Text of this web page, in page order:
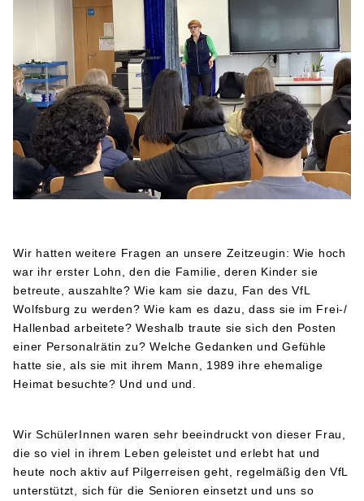
Wir hatten weitere Fragen an unsere Zeitzeugin: Wie hoch
war ihr erster Lohn, den die Familie, deren Kinder sie
betreute, auszahlte? Wie kam sie dazu, Fan des VfL
Wolfsburg zu werden? Wie kam es dazu, dass sie im Frei-/
Hallenbad arbeitete? Weshalb traute sie sich den Posten
einer Personalrätin zu? Welche Gedanken und Gefühle
hatte sie, als sie mit ihrem Mann, 1989 ihre ehemalige
Heimat besuchte? Und und und.
Wir SchülerInnen waren sehr beeindruckt von dieser Frau,
die so viel in ihrem Leben geleistet und erlebt hat und
heute noch aktiv auf Pilgerreisen geht, regelmäßig den VfL
unterstützt, sich für die Senioren einsetzt und uns so